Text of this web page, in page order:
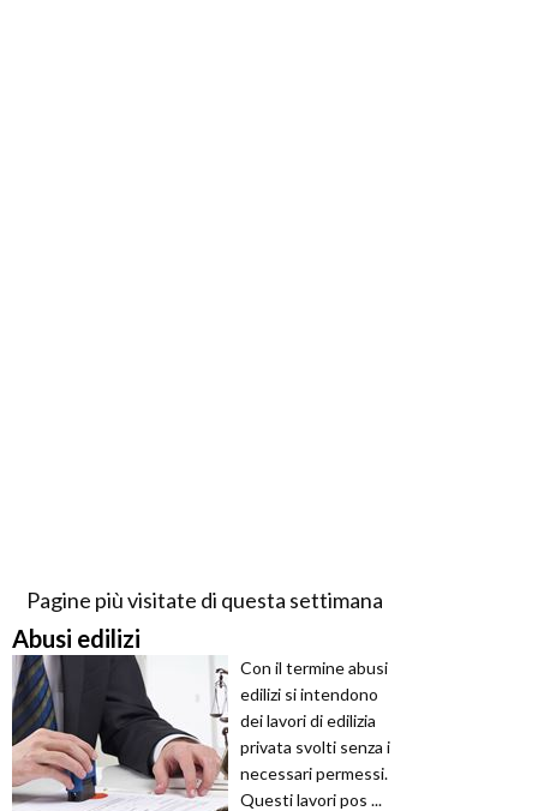
Pagine più visitate di questa settimana
Abusi edilizi
Con il termine abusi
edilizi si intendono
dei lavori di edilizia
privata svolti senza i
necessari permessi.
Questi lavori pos ...